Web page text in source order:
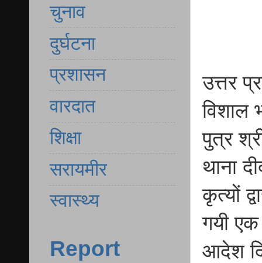
उत्तर
विशाल
पुत्र
थाना
कृत्यों
गयी
आदेश
चुनाव
दुर्घटना
प्रशासन
वारदात
शिक्षा
सरायमीर
स्वास्थ्य
Report